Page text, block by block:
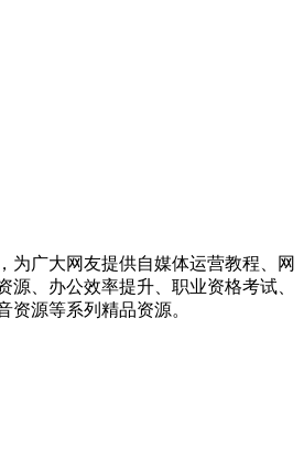
为广大网友提供自媒体运营教程、网
源、办公效率提升、职业资格考试、
资源等系列精品资源。